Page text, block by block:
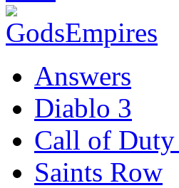
Answers
Diablo 3
Call of
Saints Row